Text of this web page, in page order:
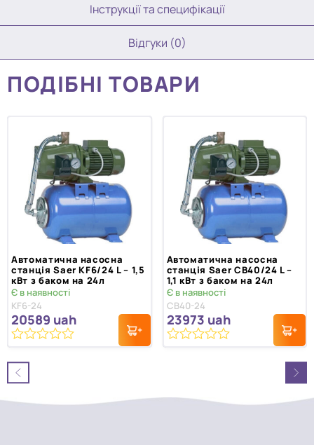
Інструкції та специфікації
Відгуки (0)
ПОДІБНІ ТОВАРИ
Автоматична насосна
станція Saer KF6/24 L – 1,5
кВт з баком на 24л
Є в наявності
KF6-24
20589 uah
з
5
Автоматична насосна
станція Saer CB40/24 L –
1,1 кВт з баком на 24л
Є в наявності
CB40-24
23973 uah